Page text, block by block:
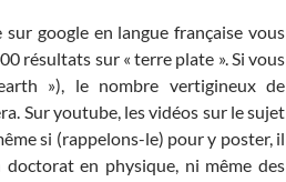
google en langue française vous
résultats sur « terre plate ». Si vous
»), le nombre vertigineux de
Sur youtube, les vidéos sur le sujet
si (rappelons-le) pour y poster, il
en physique, ni même des